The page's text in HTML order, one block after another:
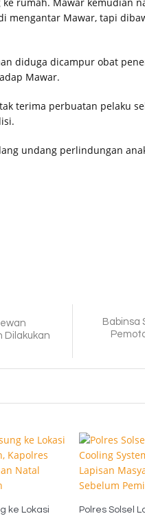
rumah. Mawar kemudian
Mawar, tapi
diduga dicampur obat
Mawar.
terima perbuatan pelaku
undang perlindungan
Dilakukan
Babinsa
ke Lokasi
Polres Solsel